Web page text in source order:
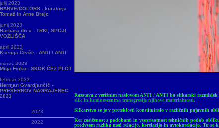
julij 2023
BARVE/COLORS - kuratorja
Tomaž in Arne Brejc
junij 2023
Barbara drev - TRKI, SPOJI,
VOZLIŠČA
april 2023
Ksenija Čerče - ANTI / ANTI
marec 2023
Mitja Ficko - SKOK ČEZ PLOT
februar 2023
Herman Gvardjančič -
PREŠERNOV NAGRAJENEC
2023
2023
2022
Razstava z verižnim naslovom ANTI / ANTI bo slikarski
slik in luminescentna transgresija njihove materialnosti.
Slikarstvo se je v preteklosti konstituiralo v različnih pojavnih
Ker zasičenost s podobami in vseprisotnost tehničnih podob
predvsem razlika med relacijo, korelacijo in avtokorelacijo. Tu se